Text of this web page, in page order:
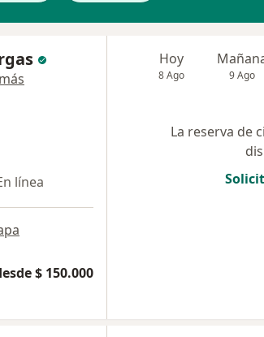
línea
$ 150.000
Hoy
8 Ago 9 Ago
La reserva de